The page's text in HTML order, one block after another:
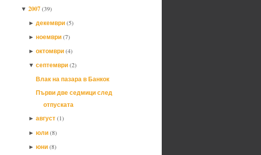
▼ 2007(39)
► декември(5)
► ноември(7)
► октомври(4)
▼ септември(2)
Влак на пазара в Банкок
Първи две седмици след
отпуската
► август(1)
► юли(8)
► юни(8)